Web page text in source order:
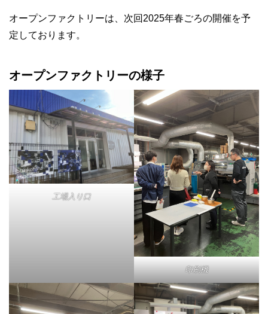
オープンファクトリーは、次回2025年春ごろの開催を予
定しております。
オープンファクトリーの様子
工場入り口
印刷機